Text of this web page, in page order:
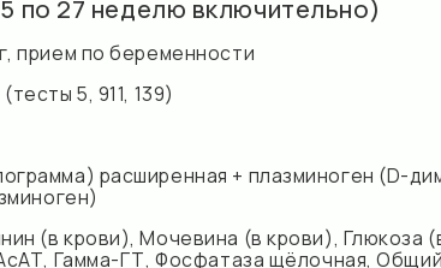
ГТ, Фосфатаза щёлочная, Общий белок (в
0 дней - 22 неделя и 0 дней), (оптимально 20-